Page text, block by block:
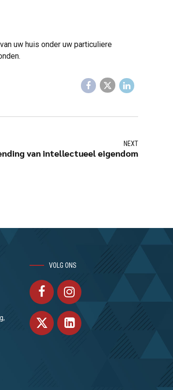
uw huis onder uw particuliere
NEXT
van intellectueel eigendom
VOLG ONS